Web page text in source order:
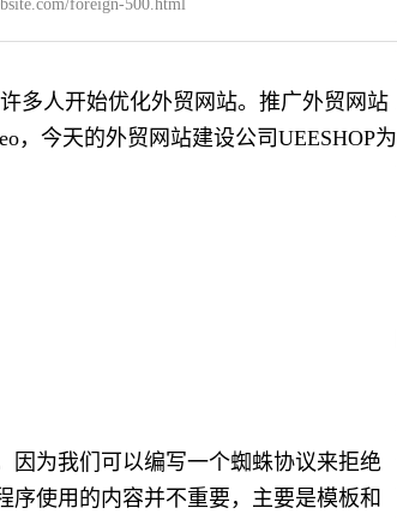
foreign-500.html
多人开始优化外贸网站。推广外贸网站
，今天的外贸网站建设公司UEESHOP为
因为我们可以编写一个蜘蛛协议来拒绝
使用的内容并不重要，主要是模板和